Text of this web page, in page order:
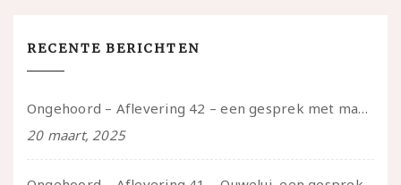
RECENTE BERICHTEN
Ongehoord – Aflevering 42 – een gesprek met marijn over seksueel opbloeien, het ouderschap uitvinden en verschillende leeftijden in je mee dragen
20 maart, 2025